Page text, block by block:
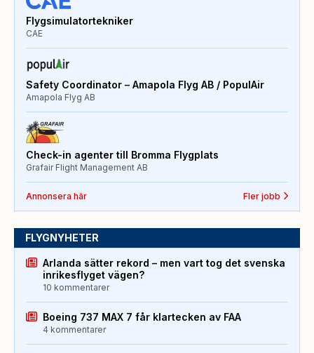
Flygsimulatortekniker
CAE
Safety Coordinator – Amapola Flyg AB / PopulAir
Amapola Flyg AB
Check-in agenter till Bromma Flygplats
Grafair Flight Management AB
Annonsera här Fler jobb
FLYGNYHETER
Arlanda sätter rekord – men vart tog det svenska
inrikesflyget vägen?
10 kommentarer
Boeing 737 MAX 7 får klartecken av FAA
4 kommentarer